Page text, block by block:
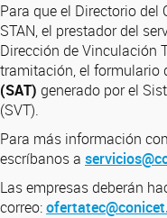
Para que el Directorio del
STAN, el prestador del
Dirección de Vinculación
tramitación, el formulario
(SAT) generado por el
(SVT).
Para más información
escríbanos a
Las empresas deberán
correo: